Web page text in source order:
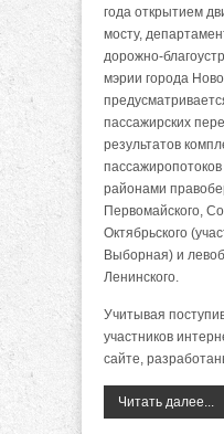
года открытием
мосту,
дорожно-
мэрии города
пассажирских
результатов
районами
Первомайского,
Октябрьского
Выборная) и
Ленинского.
Учитывая
участников
сайте,
Читать далее...